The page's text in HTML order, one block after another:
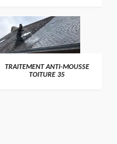
TRAITEMENT ANTI-MOUSSE
TOITURE 35